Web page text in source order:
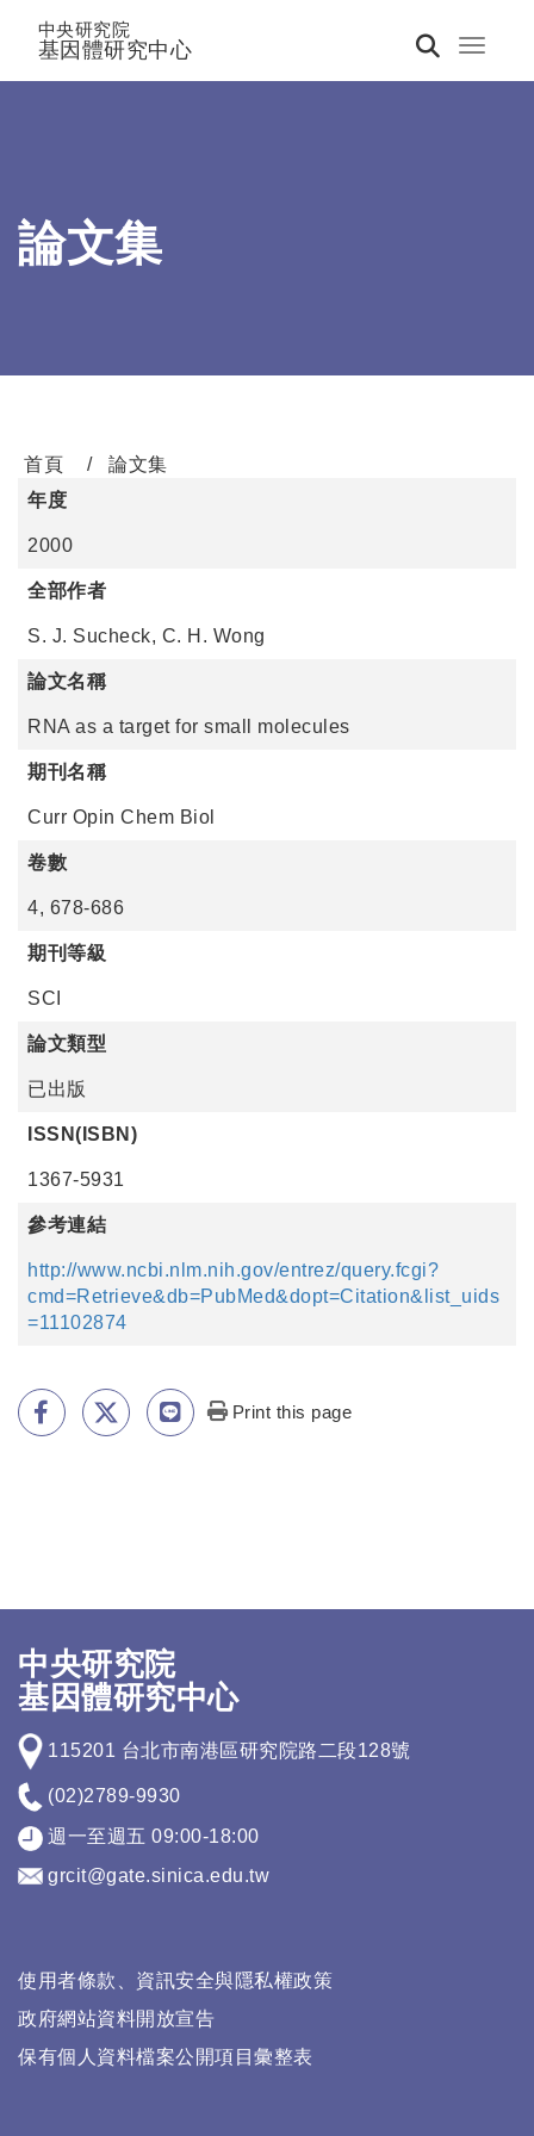
Toggle
中央研究院
基因體研究中心
論文集
首頁
論文集
年度
2000
全部作者
S. J. Sucheck, C. H. Wong
論文名稱
RNA as a target for small molecules
期刊名稱
Curr Opin Chem Biol
卷數
4, 678-686
期刊等級
SCI
論文類型
已出版
ISSN(ISBN)
1367-5931
參考連結
http://www.ncbi.nlm.nih.gov/entrez/query.fcgi?
cmd=Retrieve&db=PubMed&dopt=Citation&list_uids
=11102874
Print this page
中央研究院
基因體研究中心
115201 台北市南港區研究院路二段128號
(02)2789-9930
週一至週五 09:00-18:00
grcit@gate.sinica.edu.tw
使用者條款、資訊安全與隱私權政策
政府網站資料開放宣告
保有個人資料檔案公開項目彙整表